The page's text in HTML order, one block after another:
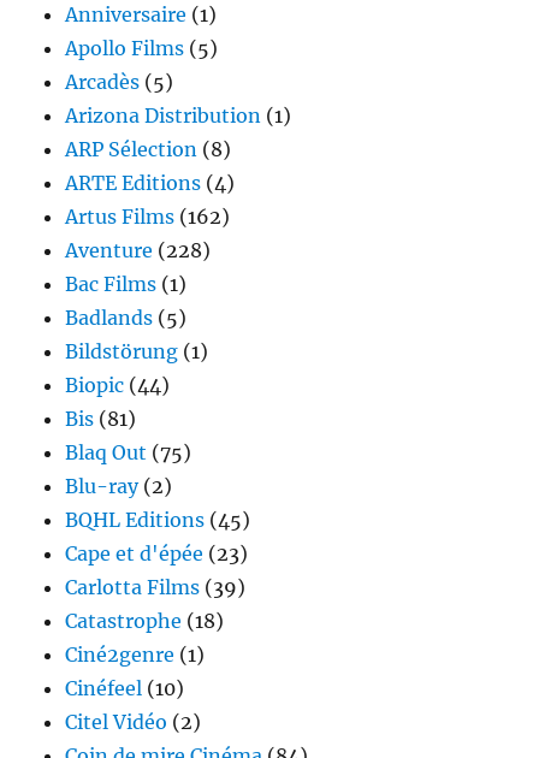
Anniversaire (1)
Apollo Films (5)
Arcadès (5)
Arizona Distribution (1)
ARP Sélection (8)
ARTE Editions (4)
Artus Films (162)
Aventure (228)
Bac Films (1)
Badlands (5)
Bildstörung (1)
Biopic (44)
Bis (81)
Blaq Out (75)
Blu-ray(2)
BQHL Editions (45)
Cape et d'épée (23)
Carlotta Films (39)
Catastrophe (18)
Ciné2genre (1)
Cinéfeel (10)
Citel Vidéo (2)